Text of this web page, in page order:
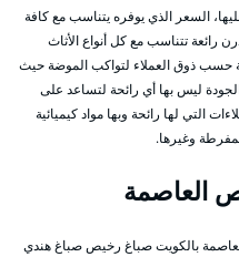
السعر الذي يوفره يتناسب مع كافة
رائعة تتناسب مع كل أنواع الأثاث
حسب ذوق العملاء لتواكب الموضة حيث
ليس بها أي رائحة لتساعد على
التي لها رائحة وبها مواد كيميائية
وغيرها.
العاصمة
بالكويت صباغ رخيص صباغ هندي